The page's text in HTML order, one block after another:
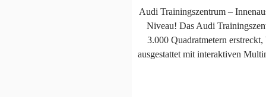
Audi Trainingszentrum –
Niveau! Das Audi
3.000 Quadratmetern
ausgestattet mit interaktiven